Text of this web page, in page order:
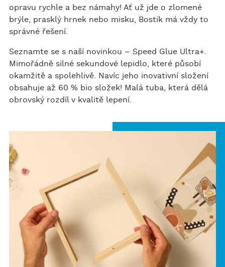
opravu rychle a bez námahy! Ať už jde o zlomené
brýle, prasklý hrnek nebo misku, Bostik má vždy to
správné řešení.
Seznamte se s naší novinkou – Speed Glue Ultra+.
Mimořádně silné sekundové lepidlo, které působí
okamžitě a spolehlivě. Navíc jeho inovativní složení
obsahuje až 60 % bio složek! Malá tuba, která dělá
obrovský rozdíl v kvalitě lepení.